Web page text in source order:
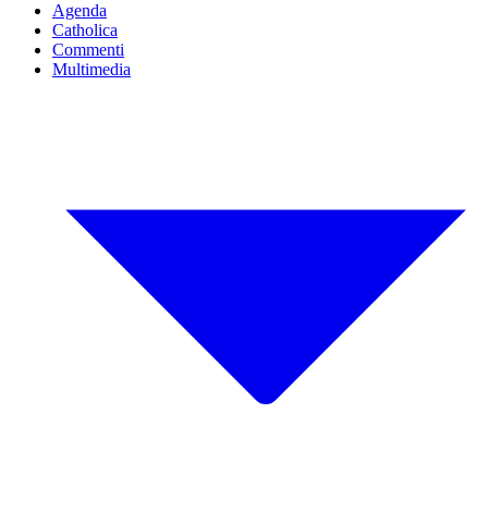
Agenda
Catholica
Commenti
Multimedia